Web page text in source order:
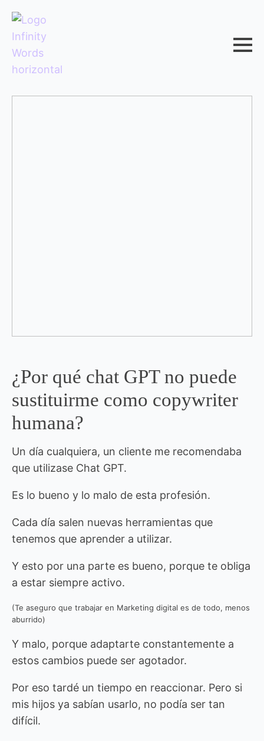
¿Por qué chat GPT no puede
sustituirme como copywriter
humana?
Un día cualquiera, un cliente me recomendaba
que utilizase Chat GPT.
Es lo bueno y lo malo de esta profesión.
Cada día salen nuevas herramientas que
tenemos que aprender a utilizar.
Y esto por una parte es bueno, porque te obliga
a estar siempre activo.
(Te aseguro que trabajar en Marketing digital es de todo, menos
aburrido)
Y malo, porque adaptarte constantemente a
estos cambios puede ser agotador.
Por eso tardé un tiempo en reaccionar. Pero si
mis hijos ya sabían usarlo, no podía ser tan
difícil.